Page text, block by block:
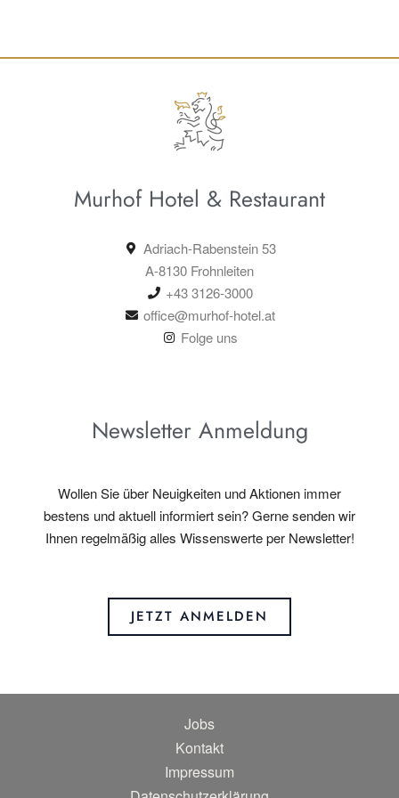
Murhof Hotel & Restaurant
Adriach-Rabenstein 53
A-8130 Frohnleiten
+43 3126-3000
office@murhof-hotel.at
Folge uns
Newsletter Anmeldung
Wollen Sie über Neuigkeiten und Aktionen immer
bestens und aktuell informiert sein? Gerne senden wir
Ihnen regelmäßig alles Wissenswerte per Newsletter!
JETZT ANMELDEN
Jobs
Kontakt
Impressum